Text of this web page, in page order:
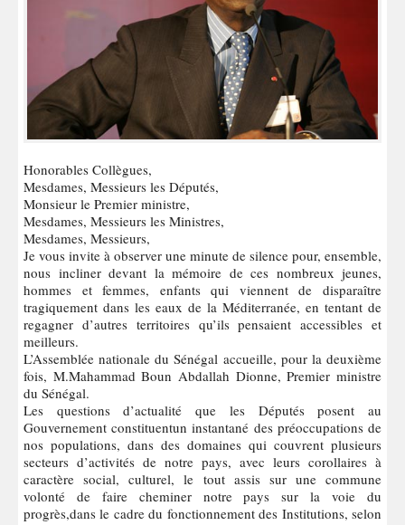
Honorables Collègues,
Mesdames, Messieurs les Députés,
Monsieur le Premier ministre,
Mesdames, Messieurs les Ministres,
Mesdames, Messieurs,
Je vous invite à observer une minute de silence pour, ensemble,
nous incliner devant la mémoire de ces nombreux jeunes,
hommes et femmes, enfants qui viennent de disparaître
tragiquement dans les eaux de la Méditerranée, en tentant de
regagner d’autres territoires qu’ils pensaient accessibles et
meilleurs.
L’Assemblée nationale du Sénégal accueille, pour la deuxième
fois, M.Mahammad Boun Abdallah Dionne, Premier ministre
du Sénégal.
Les questions d’actualité que les Députés posent au
Gouvernement constituentun instantané des préoccupations de
nos populations, dans des domaines qui couvrent plusieurs
secteurs d’activités de notre pays, avec leurs corollaires à
caractère social, culturel, le tout assis sur une commune
volonté de faire cheminer notre pays sur la voie du
progrès,dans le cadre du fonctionnement des Institutions, selon